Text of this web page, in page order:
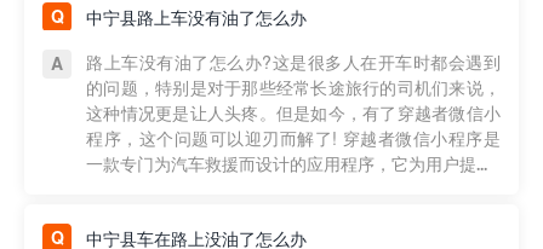
中宁县路上车没有油了怎么办
路上车没有油了怎么办?这是很多人在开车时都会遇到
的问题，特别是对于那些经常长途旅行的司机们来说，
这种情况更是让人头疼。但是如今，有了穿越者微信小
程序，这个问题可以迎刃而解了! 穿越者微信小程序是
一款专门为汽车救援而设计的应用程序，它为用户提...
中宁县车在路上没油了怎么办